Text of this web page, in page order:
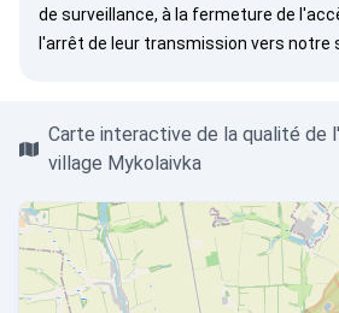
de surveillance, à la fermeture de
l'arrêt de leur transmission vers notre
Carte interactive de la qualité de
village Mykolaivka